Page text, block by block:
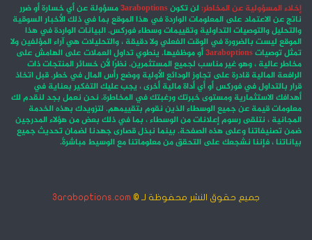
إخلاء المسؤولية عن المخاطر: لن تكون3araboptionsمسؤولة عن أي خسارة أو ضرر
ناتج عن الاعتماد على المعلومات الواردة في هذا الموقع بما في ذلك الأخبار السوقية
والتحليل والتوصيات التداولية وتقييمات وسطاء فوركس. البيانات الواردة في هذا
الموقع ليست بالضرورة في الوقت الفعلي ولا دقيقة ، والتحليلات هي آراء المؤلفين ولا
تمثل توصيات3araboptionsأو موظفيها. ينطوي تداول العملات على الهامش على
مخاطر عالية ، وهو غير مناسب لجميع المستثمرين. نظرًا لأن خسائر المنتجات ذات
الرافعة المالية قادرة على تجاوز الودائع الأولية ووضع رأس المال في خطر. قبل اتخاذ
قرار بالتداول في فوركس أو أي أداة مالية أخرى ، يجب عليك التفكير بعناية في
أهدافك الاستثمارية ومستوى خبرتك ورغبتك في المخاطرة. نحن نعمل بجد لنقدم لك
معلومات قيمة عن جميع الوسطاء الذين نقوم بتقييمهم. لتزويدك بهذه الخدمة
المجانية ، نتلقى رسوم إعلانات من الوسطاء ، بما في ذلك بعض من هؤلاء المدرجين
ضمن تصنيفاتنا وعلى هذه الصفحة. بينما نبذل قصارى جهدنا لضمان تحديث جميع
بياناتنا ، فإننا نشجعك على التحقق من معلوماتنا مع الوسيط مباشرةً.
جميع حقوق النشر محفوظة لـ © 3araboptions.com